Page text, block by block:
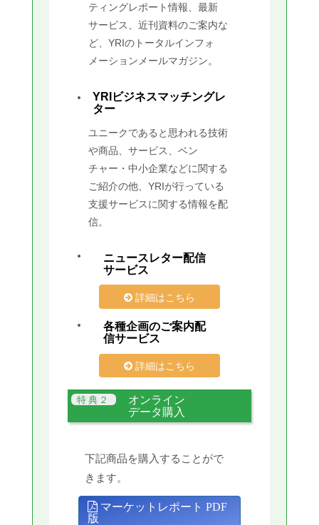
ティングレポート情報、最新
サービス、近刊資料のご案内な
ど、YRIのトータルインフォ
メーションメールマガジン。
YRIビジネスマッチングレ
ター
ユニークであると思われる技術
や商品、サービス、ベン
チャー・中小企業などに関する
ご紹介の他、YRIが行っている
支援サービスに関する情報を配
信。
ニュースレター配信
サービス
詳細はこちら
各種企画のご案内配
信サービス
詳細はこちら
オンライン
データ購入
下記商品を購入することがで
きます。
マーケットレポート PDF
版